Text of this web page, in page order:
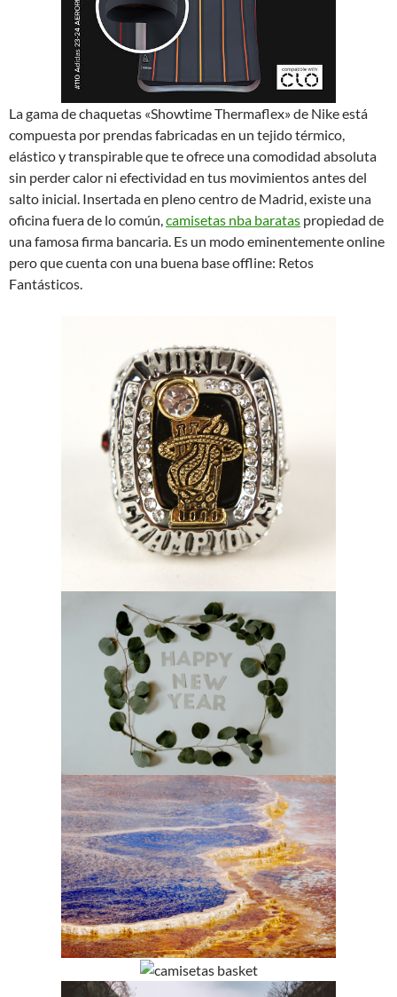
La gama de chaquetas «Showtime Thermaflex» de Nike está
compuesta por prendas fabricadas en un tejido térmico,
elástico y transpirable que te ofrece una comodidad absoluta
sin perder calor ni efectividad en tus movimientos antes del
salto inicial. Insertada en pleno centro de Madrid, existe una
oficina fuera de lo común,camisetas nba baratas propiedad de
una famosa firma bancaria. Es un modo eminentemente online
pero que cuenta con una buena base offline: Retos
Fantásticos.